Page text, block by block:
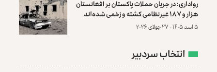
رواداری: در جریان حملات پاکستان بر افغانستان
هزار و ۱۸۷ غیرنظامی کشته و زخمی شده‌اند
۵ اسد ۱۴۰۵ - ۲۷ جولای ۲۰۲۶
انتخاب سردبیر